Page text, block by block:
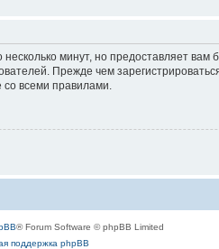
минут, но предоставляет
Прежде чем
всеми правилами.
® Forum Software © phpBB Limited
поддержка phpBB